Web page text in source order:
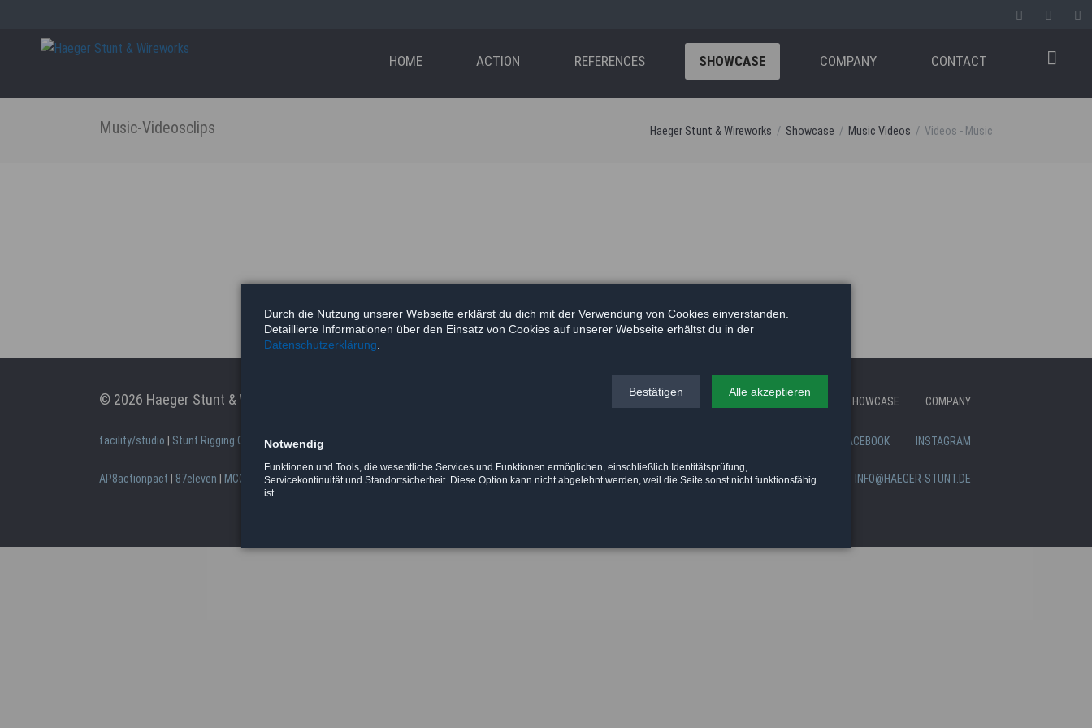
HOME ACTION REFERENCES SHOWCASE COMPANY CONTACT
Music-Videosclips Haeger Stunt & Wireworks Showcase Music Videos Videos - Music
© 2026 Haeger Stunt & Wireworks Ltd. - Berlin
facility/studio Stunt Rigging Courses|Stuntcloud
AP8actionpact 87eleven MCC - MovieCamCar|Reel Deal
HOME REFERENCES SHOWCASE COMPANY
Skip
FACEBOOK INSTAGRAM
PHONE: 030 75774488 E-MAIL: INFO@HAEGER-STUNT.DE
Durch die Nutzung unserer Webseite erklärst du dich mit der Verwendung von Cookies einverstanden.
Detaillierte Informationen über den Einsatz von Cookies auf unserer Webseite erhältst du in der
Datenschutzerklärung.
Bestätigen Alle akzeptieren
Notwendig
Funktionen und Tools, die wesentliche Services und Funktionen ermöglichen, einschließlich Identitätsprüfung,
Servicekontinuität und Standortsicherheit. Diese Option kann nicht abgelehnt werden, weil die Seite sonst nicht funktionsfähig
ist.